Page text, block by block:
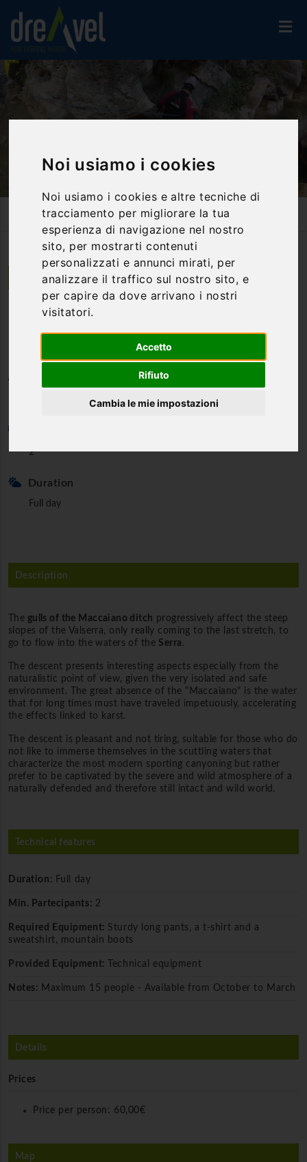
Noi usiamo i cookies
Noi usiamo i cookies e altre tecniche di
tracciamento per migliorare la tua
esperienza di navigazione nel nostro
sito, per mostrarti contenuti
personalizzati e annunci mirati, per
analizzare il traffico sul nostro sito, e
per capire da dove arrivano i nostri
visitatori.
Accetto
Rifiuto
Cambia le mie impostazioni
Activities And Experiences
Canyoning & Water Trekking
Canyoning Gorges Of The Fosso Of Maccaiano
Terni | Umbria
Canyoning gorges of the Fosso of
Canyoning & Water Trekking
2
Duration
Full day
Description
The gulls of the Maccaiano ditch progressively affect the steep
slopes of the Valserra, only really coming to the last stretch, to
go to flow into the waters of the Serra .
The descent presents interesting aspects especially from the
naturalistic point of view, given the very isolated and safe
environment. The great absence of the "Maccaiano" is the water
that for long times must have traveled impetuously, accelerating
the effects linked to karst.
The descent is pleasant and not tiring, suitable for those who do
not like to immerse themselves in the scuttling waters that
characterize the most modern sporting canyoning but rather
prefer to be captivated by the severe and wild atmosphere of a
naturally defended and therefore still intact and wild world.
Technical features
Duration: Full day
Min. Partecipants: 2
Required Equipment: Sturdy long pants, a t-shirt and a
sweatshirt, mountain boots
Provided Equipment: Technical equipment
Notes: Maximum 15 people - Available from October to March
Details
Prices
Price per person: 60,00€
Map